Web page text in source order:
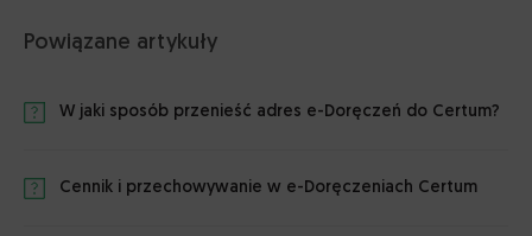
Powiązane artykuły
W jaki sposób przenieść adres e-Doręczeń do Certum?
Cennik i przechowywanie w e-Doręczeniach Certum